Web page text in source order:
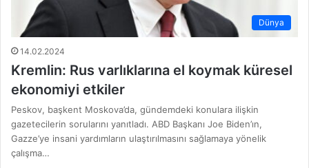
Dünya
14.02.2024
Kremlin: Rus varlıklarına el koymak küresel
ekonomiyi etkiler
Peskov, başkent Moskova’da, gündemdeki konulara ilişkin
gazetecilerin sorularını yanıtladı. ABD Başkanı Joe Biden’ın,
Gazze’ye insani yardımların ulaştırılmasını sağlamaya yönelik
çalışma…